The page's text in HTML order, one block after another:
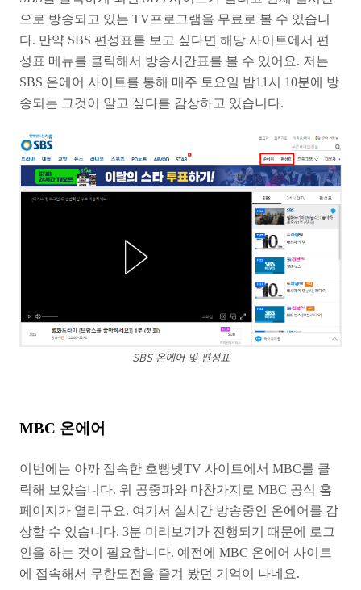
으로 방송되고 있는 TV프로그램을 무료로 볼 수 있습니
다. 만약 SBS 편성표를 보고 싶다면 해당 사이트에서 편
성표 메뉴를 클릭해서 방송시간표를 볼 수 있어요. 저는
SBS 온에어 사이트를 통해 매주 토요일 밤11시 10분에 방
송되는 그것이 알고 싶다를 감상하고 있습니다.
SBS 온에어 및 편성표
MBC 온에어
이번에는 아까 접속한 호빵넷TV 사이트에서 MBC를 클
릭해 보았습니다. 위 공중파와 마찬가지로 MBC 공식 홈
페이지가 열리구요. 여기서 실시간 방송중인 온에어를 감
상할 수 있습니다. 3분 미리보기가 진행되기 때문에 로그
인을 하는 것이 필요합니다. 예전에 MBC 온에어 사이트
에 접속해서 무한도전을 즐겨 봤던 기억이 나네요.